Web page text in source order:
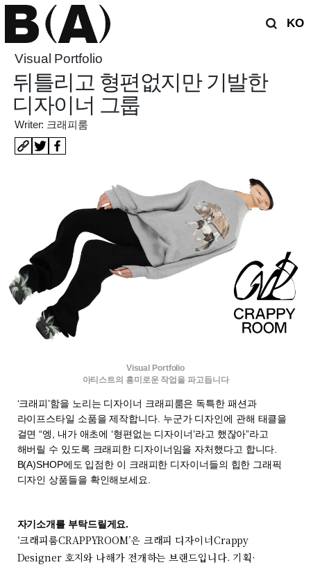
KO
Visual Portfolio
뒤틀리고 형편없지만 기발한
디자이너 그룹
Writer: 크래피룸
Visual Portfolio
아티스트의 흥미로운 작업을 파고듭니다
‘크래피’함을 노리는 디자이너 크래피룸은 독특한 패션과
라이프스타일 소품을 제작합니다. 누군가 디자인에 관해 태클을
걸면 “엥, 내가 애초에 ‘형편없는 디자이너’라고 했잖아”라고
해버릴 수 있도록 크래피한 디자이너임을 자처했다고 합니다.
B(A)SHOP에도 입점한 이 크래피한 디자이너들의 힙한 그래픽
디자인 상품들을 확인해보세요.
자기소개를 부탁드릴게요.
‘크래피룸CRAPPYROOM’은 크래피 디자이너Crappy
Designer 호지와 나해가 전개하는 브랜드입니다. 기획·